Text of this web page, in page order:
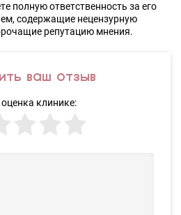
полную ответственность за его
содержащие нецензурную
репутацию мнения.
ваш отзыв
клинике: